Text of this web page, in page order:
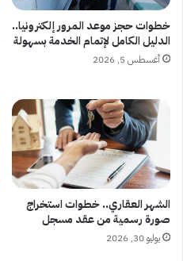
خطوات حجز موعد المرور إلكترونيا..
الدليل الكامل لإتمام الخدمة بسهولة
أغسطس 5, 2026
الشهر العقاري.. خطوات استخراج
صورة رسمية من عقد مسجل
يوليو 30, 2026